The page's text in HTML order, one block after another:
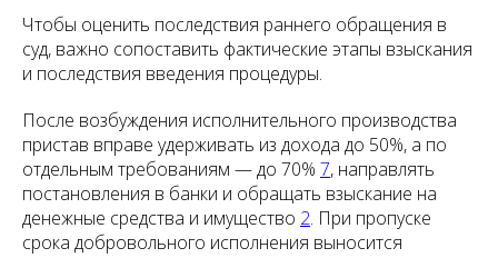
Чтобы оценить последствия раннего обращения в
суд, важно сопоставить фактические этапы взыскания
и последствия введения процедуры.
После возбуждения исполнительного производства
пристав вправе удерживать из дохода до 50%, а по
отдельным требованиям — до 70% 7, направлять
постановления в банки и обращать взыскание на
денежные средства и имущество 2. При пропуске
срока добровольного исполнения выносится